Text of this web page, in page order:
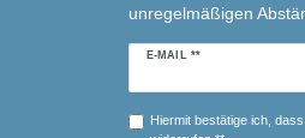
unregelmäßigen
E-MAIL **
Newsletter
Hiermit bestätige ich,